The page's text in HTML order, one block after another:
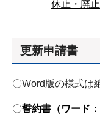
休止・廃
更新申請書
〇Word版の様式は
〇誓約書（ワード：